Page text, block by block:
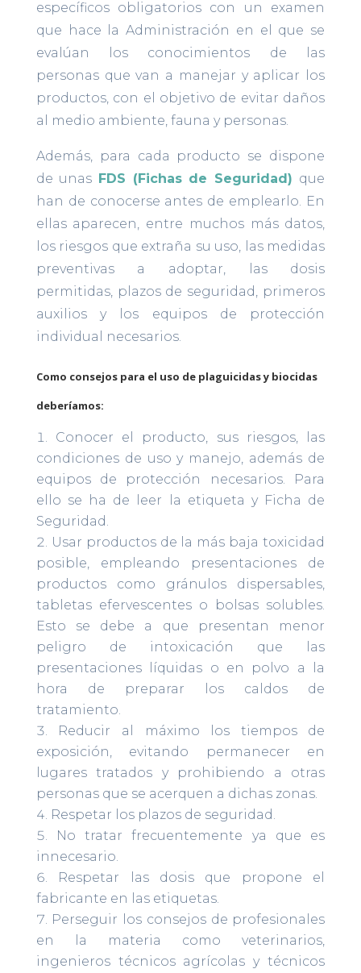
específicos obligatorios con un examen
que hace la Administración en el que se
evalúan los conocimientos de las
personas que van a manejar y aplicar los
productos, con el objetivo de evitar daños
al medio ambiente, fauna y personas.
Además, para cada producto se dispone
de unas FDS (Fichas de Seguridad) que
han de conocerse antes de emplearlo. En
ellas aparecen, entre muchos más datos,
los riesgos que extraña su uso, las medidas
preventivas a adoptar, las dosis
permitidas, plazos de seguridad, primeros
auxilios y los equipos de protección
individual necesarios.
Como consejos para el uso de plaguicidas y biocidas
deberíamos:
Conocer el producto, sus riesgos, las
condiciones de uso y manejo, además de
equipos de protección necesarios. Para
ello se ha de leer la etiqueta y Ficha de
Seguridad.
Usar productos de la más baja toxicidad
posible, empleando presentaciones de
productos como gránulos dispersables,
tabletas efervescentes o bolsas solubles.
Esto se debe a que presentan menor
peligro de intoxicación que las
presentaciones líquidas o en polvo a la
hora de preparar los caldos de
tratamiento.
Reducir al máximo los tiempos de
exposición, evitando permanecer en
lugares tratados y prohibiendo a otras
personas que se acerquen a dichas zonas.
Respetar los plazos de seguridad.
No tratar frecuentemente ya que es
innecesario.
Respetar las dosis que propone el
fabricante en las etiquetas.
Perseguir los consejos de profesionales
en la materia como veterinarios,
ingenieros técnicos agrícolas y técnicos